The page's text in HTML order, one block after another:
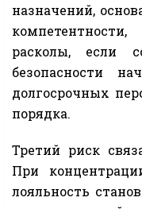
назначений,
расколы, если
безопасности
долгосрочных
порядка.
Третий риск
При
лояльность